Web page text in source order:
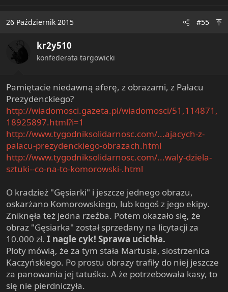
t
o
s
26 Październik 2015 #55
kr2y510
konfederata targowicki
Pamiętacie niedawną aferę, z obrazami, z Pałacu
Prezydenckiego?
http://wiadomosci.gazeta.pl/wiadomosci/51,114871,
18925897.html?i=1
http://www.tygodniksolidarnosc.com/...ajacych-z-
palacu-prezydenckiego-obrazach.html
http://www.tygodniksolidarnosc.com/...waly-dziela-
sztuki--co-na-to-komorowski-.html
O kradzież "Gęsiarki" i jeszcze jednego obrazu,
oskarżano Komorowskiego, lub kogoś z jego ekipy.
Zniknęła też jedna rzeźba. Potem okazało się, że
obraz "Gęsiarka" został sprzedany na licytacji za
10.000 zł. I nagle cyk! Sprawa ucichła.
Ploty mówią, że za tym stała Martusia, siostrzenica
Kaczyńskiego. Po prostu obrazy trafiły do niej jeszcze
za panowania jej tatuśka. A że potrzebowała kasy, to
się nie pierdniczyła.